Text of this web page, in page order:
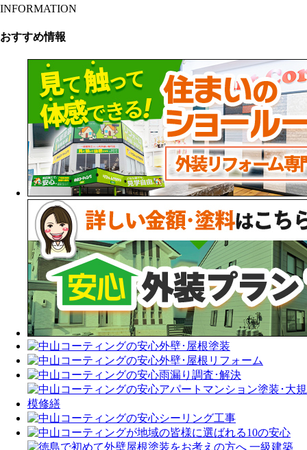
INFORMATION
おすすめ情報